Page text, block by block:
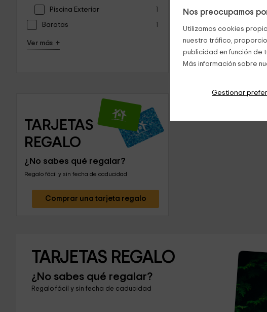
Nos preocupamos
Utilizamos cookies
nuestro tráfico,
publicidad en función de
Más información sobre
Gestionar
Piscina Exterior 1
Baratas 1
Ver más +
TARJETAS
REGALO
¿No sabes qué regalar?
Regalo fácil y sin fecha de caducidad
Comprar una tarjeta regalo
TARJETAS REGALO
¿No sabes qué regalar?
Regalo fácil y sin fecha de caducidad